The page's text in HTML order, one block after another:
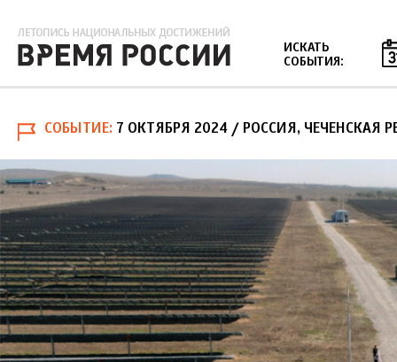
ИСКАТЬ
СОБЫТИЯ:
СОБЫТИЕ 7 ОКТЯБРЯ 2024 / РОССИЯ, ЧЕЧЕНСКАЯ